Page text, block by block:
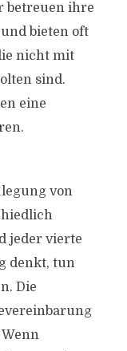
betreuen ihre
bieten oft
nicht mit
sind.
eine
von
jeder vierte
denkt, tun
Die